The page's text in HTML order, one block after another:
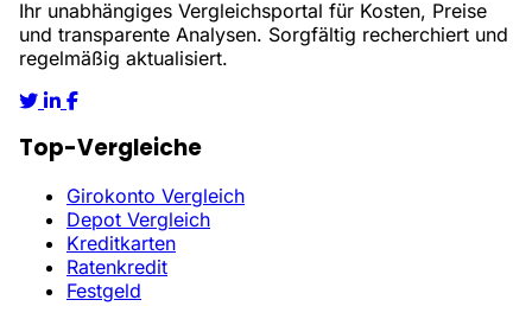
Ihr unabhängiges Vergleichsportal für Kosten, Preise
und transparente Analysen. Sorgfältig recherchiert und
regelmäßig aktualisiert.
Top-Vergleiche
Girokonto Vergleich
Depot Vergleich
Kreditkarten
Ratenkredit
Festgeld